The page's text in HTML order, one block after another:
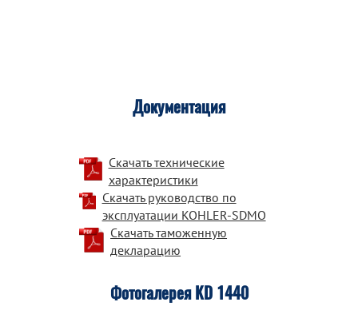
Документация
Скачать технические
характеристики
Скачать руководство по
эксплуатации KOHLER-SDMO
Скачать таможенную
декларацию
Фотогалерея KD 1440